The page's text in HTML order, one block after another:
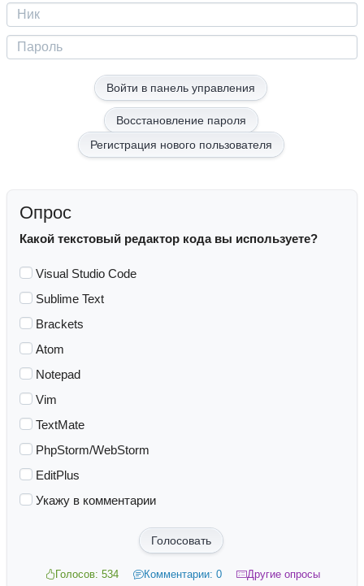
Восстановление пароля
Регистрация нового пользователя
Опрос
Какой текстовый редактор кода вы используете?
Visual Studio Code
Sublime Text
Brackets
Atom
Notepad
Vim
TextMate
PhpStorm/WebStorm
EditPlus
Укажу в комментарии
Голосовать
Голосов: 534 Комментарии: 0 Другие опросы